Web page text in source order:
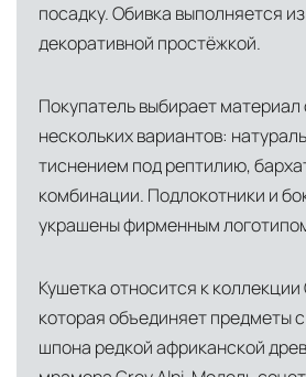
Лондон, Великобритания
логистический хаб для
США— центр доставки для
североамериканского
Другие страны Европы—
сеть партнёрских складов
Для клиентов Москвы и МО
следующие услуги:
посадку. Обивка выполняется
декоративной простёжкой.
Покупатель выбирает материал
нескольких вариантов:
тиснением под рептилию,
комбинации. Подлокотники и
украшены фирменным
Кушетка относится к
которая объединяет предметы
шпона редкой африканской